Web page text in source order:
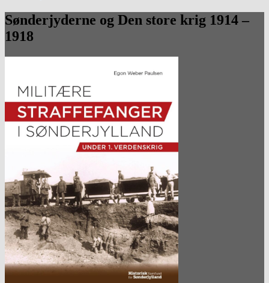
Sønderjyderne og Den store krig 1914 –
1918